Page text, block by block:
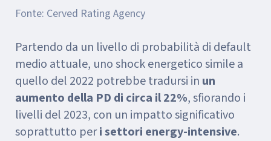
Fonte: Cerved Rating Agency
Partendo da un livello di probabilità di default
medio attuale, uno shock energetico simile a
quello del 2022 potrebbe tradursi in un
aumento della PD di circa il 22%, sfiorando i
livelli del 2023, con un impatto significativo
soprattutto peri settori energy-intensive.